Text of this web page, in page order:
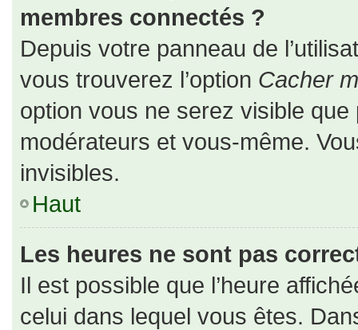
membres connectés ?
Depuis votre panneau de
vous trouverez l’option Cacher
option vous ne serez visible
modérateurs et vous-même.
invisibles.
Haut
Les heures ne sont pas
Il est possible que l’heure
celui dans lequel vous êtes.